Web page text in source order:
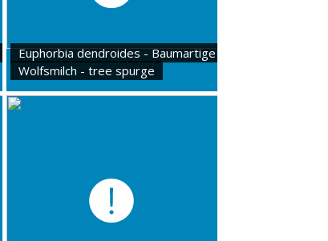
Euphorbia dendroides - Baumartige
Wolfsmilch - tree spurge